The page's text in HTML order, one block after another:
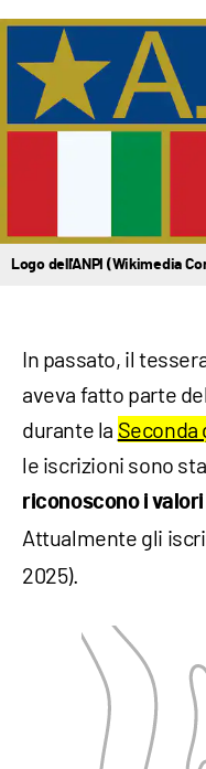
Logo dell'ANPI (Wikimedia
In passato, il
aveva fatto parte
durante la Seconda
le iscrizioni sono
riconoscono i
Attualmente gli
2025).